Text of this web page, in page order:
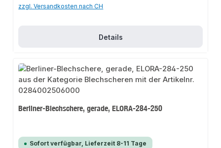
zzgl. Versandkosten nach CH
Details
Berliner-Blechschere, gerade, ELORA-284-250
Sofort verfügbar, Lieferzeit 8-11 Tage